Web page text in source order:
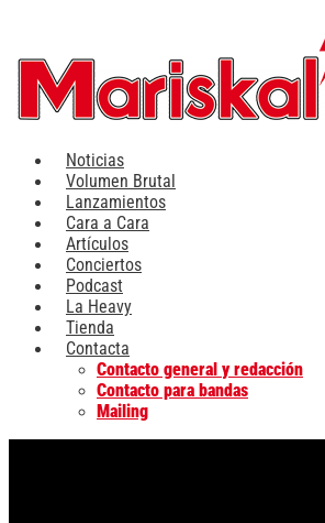
contenido
Noticias
Volumen Brutal
Lanzamientos
Cara a Cara
Artículos
Conciertos
Podcast
La Heavy
Tienda
Contacta
Contacto general y redacción
Contacto para bandas
Mailing